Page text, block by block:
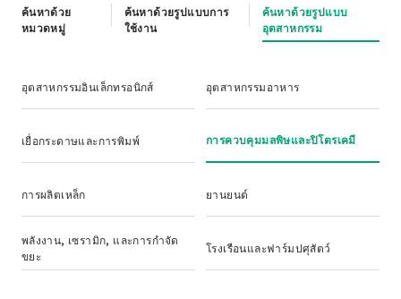
ค้นหาด้วย
หมวดหมู่
ค้นหาด้วยรูปแบบการ
ใช้งาน
ค้นหาด้วยรูปแบบ
อุตสาหกรรม
อุตสาหกรรมอินเล็กทรอนิกส์ อุตสาหกรรมอาหาร
เยื่อกระดาษและการพิมพ์ การควบคุมมลพิษและปิโตรเคมี
การผลิตเหล็ก ยานยนต์
พลังงาน, เซรามิก, และการกำจัด
ขยะ
โรงเรือนและฟาร์มปศุสัตว์